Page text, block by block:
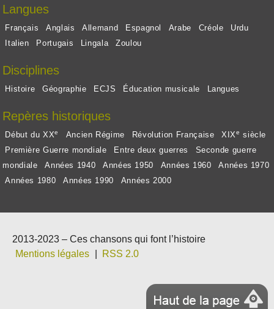
Langues
Français Anglais Allemand Espagnol Arabe Créole
Urdu
Italien
Portugais Lingala Zoulou
Disciplines
Histoire Géographie ECJS Éducation musicale Langues
Repères historiques
Début du XXe Ancien Régime Révolution Française XIXe siècle
Première Guerre mondiale
Entre deux guerres
Seconde guerre
mondiale
Années 1940 Années 1950 Années 1960
Années 1970
Années 1980
Années 1990 Années 2000
2013-2023 – Ces chansons qui font l’histoire
Mentions légales
RSS 2.0